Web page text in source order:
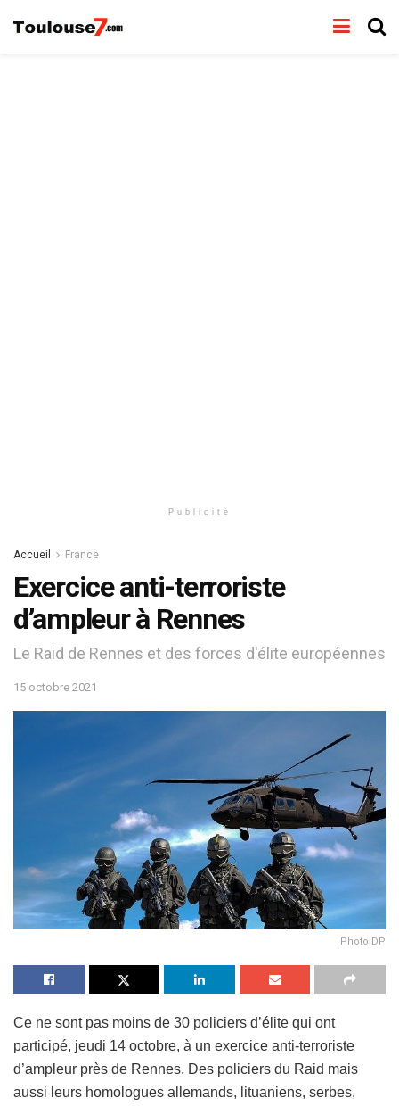
Publicité
Accueil France
Exercice anti-terroriste
d’ampleur à Rennes
Le Raid de Rennes et des forces d'élite européennes
15 octobre 2021
Photo DP
Ce ne sont pas moins de 30 policiers d’élite qui ont
participé, jeudi 14 octobre, à un exercice anti-terroriste
d’ampleur près de Rennes. Des policiers du Raid mais
aussi leurs homologues allemands, lituaniens, serbes,